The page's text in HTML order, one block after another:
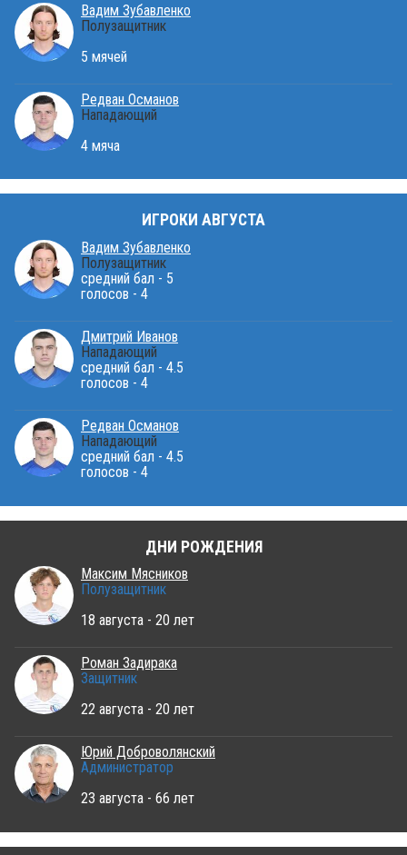
Вадим Зубавленко
Полузащитник
5 мячей
Редван Османов
Нападающий
4 мяча
ИГРОКИ АВГУСТА
Вадим Зубавленко
Полузащитник
средний бал - 5
голосов - 4
Дмитрий Иванов
Нападающий
средний бал - 4.5
голосов - 4
Редван Османов
Нападающий
средний бал - 4.5
голосов - 4
ДНИ РОЖДЕНИЯ
Максим Мясников
Полузащитник
18 августа - 20 лет
Роман Задирака
Защитник
22 августа - 20 лет
Юрий Доброволянский
Администратор
23 августа - 66 лет